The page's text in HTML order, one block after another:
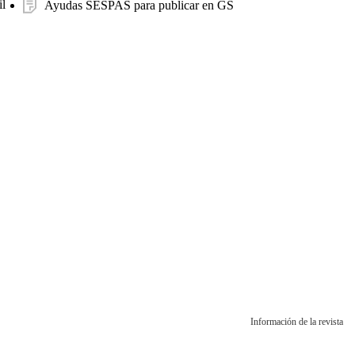
Ayudas SESPAS para publicar en GS
Información de la revista